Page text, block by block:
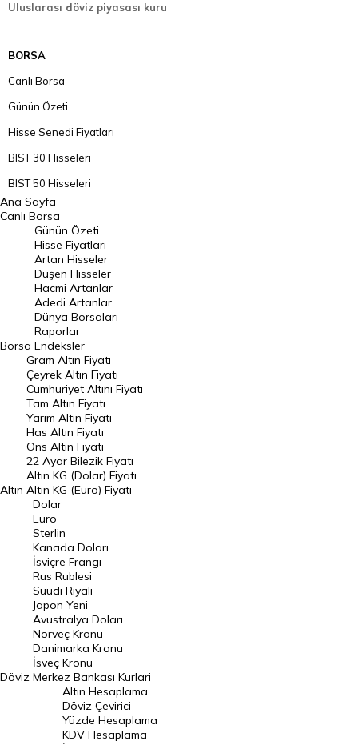
Uluslarası döviz piyasası kuru
BORSA
Canlı Borsa
Günün Özeti
Hisse Senedi Fiyatları
BIST 30 Hisseleri
BIST 50 Hisseleri
BIST 100 Hisseleri
En Çok Artan Hisseler
En Çok Düşen Hisseler
Hacmi Artanlar
Geçmiş Kapanışlar
Dünya Borsaları
Raporlar
Endeksler
DÖVİZ
Döviz Kuru
Dolar Kuru
Euro Kuru
Pound Kuru
Frank Kuru
Riyal Kuru
Avustralya Doları
Danimarka Kronu Kuru
Kanada Doları Kuru
Norveç Kronu Kuru
İsveç Kronu Kuru
Japon Yeni Kuru
Ana Sayfa
Canlı Borsa
Borsa
Günün Özeti
Hisse Fiyatları
Artan Hisseler
Düşen Hisseler
Hacmi Artanlar
Adedi Artanlar
Dünya Borsaları
Raporlar
Endeksler
Altın
Gram Altın Fiyatı
Çeyrek Altın Fiyatı
Cumhuriyet Altını Fiyatı
Tam Altın Fiyatı
Yarım Altın Fiyatı
Has Altın Fiyatı
Ons Altın Fiyatı
22 Ayar Bilezik Fiyatı
Altın KG (Dolar) Fiyatı
Altın KG (Euro) Fiyatı
Döviz
Dolar
Euro
Sterlin
Kanada Doları
İsviçre Frangı
Rus Rublesi
Suudi Riyali
Japon Yeni
Avustralya Doları
Norveç Kronu
Danimarka Kronu
İsveç Kronu
Merkez Bankası Kurlari
Altın Hesaplama
Döviz Çevirici
Yüzde Hesaplama
KDV Hesaplama